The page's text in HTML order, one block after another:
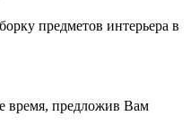
предметов интерьера в
время, предложив Вам